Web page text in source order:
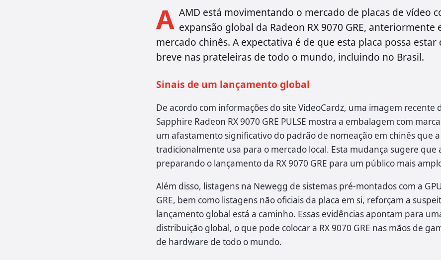
A AMD está movimentando o mercado de placas de vídeo
expansão global da Radeon RX 9070 GRE, anteriormente
mercado chinês. A expectativa é de que esta placa possa
breve nas prateleiras de todo o mundo, incluindo no Brasil.
Sinais de um lançamento global
De acordo com informações do site VideoCardz, uma imagem recente
Sapphire Radeon RX 9070 GRE PULSE mostra a embalagem com
um afastamento significativo do padrão de nomeação em chinês que
tradicionalmente usa para o mercado local. Esta mudança sugere que
preparando o lançamento da RX 9070 GRE para um público mais
Além disso, listagens na Newegg de sistemas pré-montados com a
GRE, bem como listagens não oficiais da placa em si, reforçam a
lançamento global está a caminho. Essas evidências apontam para
distribuição global, o que pode colocar a RX 9070 GRE nas mãos de
de hardware de todo o mundo.